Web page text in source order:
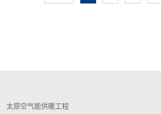
太原空气能供暖工程